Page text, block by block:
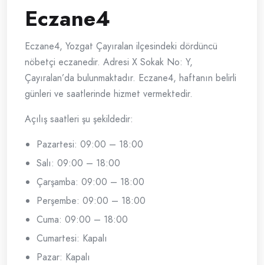
Eczane4
Eczane4, Yozgat Çayıralan ilçesindeki dördüncü
nöbetçi eczanedir. Adresi X Sokak No: Y,
Çayıralan’da bulunmaktadır. Eczane4, haftanın belirli
günleri ve saatlerinde hizmet vermektedir.
Açılış saatleri şu şekildedir:
Pazartesi: 09:00 – 18:00
Salı: 09:00 – 18:00
Çarşamba: 09:00 – 18:00
Perşembe: 09:00 – 18:00
Cuma: 09:00 – 18:00
Cumartesi: Kapalı
Pazar: Kapalı